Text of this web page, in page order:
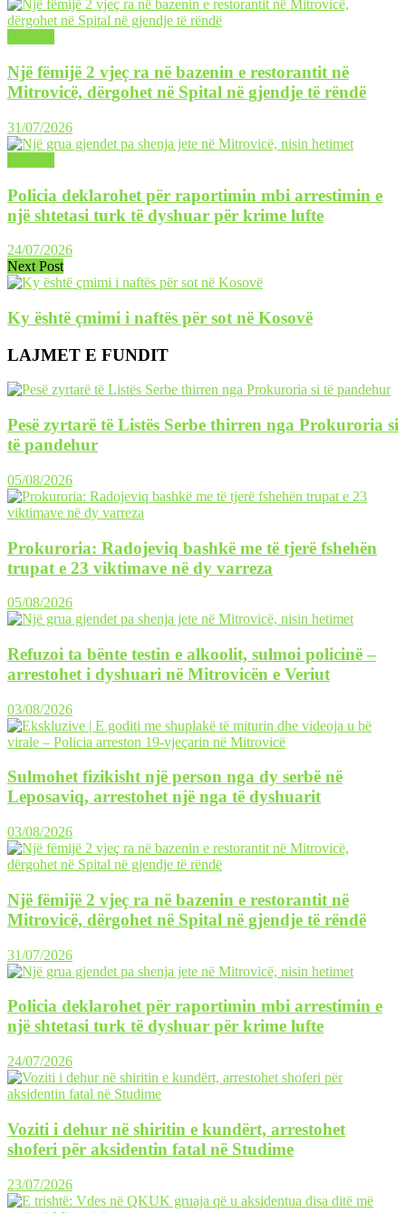
Një fëmijë 2 vjeç ra në bazenin e restorantit në
Mitrovicë, dërgohet në Spital në gjendje të rëndë
31/07/2026
Policia deklarohet për raportimin mbi arrestimin e
një shtetasi turk të dyshuar për krime lufte
24/07/2026
Next Post
Ky është çmimi i naftës për sot në Kosovë
LAJMET E FUNDIT
Pesë zyrtarë të Listës Serbe thirren nga Prokuroria si
të pandehur
05/08/2026
Prokuroria: Radojeviq bashkë me të tjerë fshehën
trupat e 23 viktimave në dy varreza
05/08/2026
Refuzoi ta bënte testin e alkoolit, sulmoi policinë –
arrestohet i dyshuari në Mitrovicën e Veriut
03/08/2026
Sulmohet fizikisht një person nga dy serbë në
Leposaviq, arrestohet një nga të dyshuarit
03/08/2026
Një fëmijë 2 vjeç ra në bazenin e restorantit në
Mitrovicë, dërgohet në Spital në gjendje të rëndë
31/07/2026
Policia deklarohet për raportimin mbi arrestimin e
një shtetasi turk të dyshuar për krime lufte
24/07/2026
Voziti i dehur në shiritin e kundërt, arrestohet
shoferi për aksidentin fatal në Studime
23/07/2026